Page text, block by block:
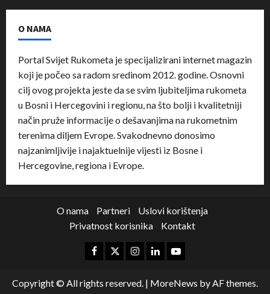
O NAMA
Portal Svijet Rukometa je specijalizirani internet magazin
koji je počeo sa radom sredinom 2012. godine. Osnovni
cilj ovog projekta jeste da se svim ljubiteljima rukometa
u Bosni i Hercegovini i regionu, na što bolji i kvalitetniji
način pruže informacije o dešavanjima na rukometnim
terenima diljem Evrope. Svakodnevno donosimo
najzanimljivije i najaktuelnije vijesti iz Bosne i
Hercegovine, regiona i Evrope.
O nama Partneri
Uslovi korištenja
Privatnost korisnika
Kontakt
Copyright © All rights reserved. | MoreNews by AF themes.